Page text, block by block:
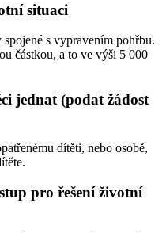
situaci
s vypravením pohřbu.
částkou, a to ve výši 5 000
jednat (podat žádost
dítěti, nebo osobě,
pro řešení životní